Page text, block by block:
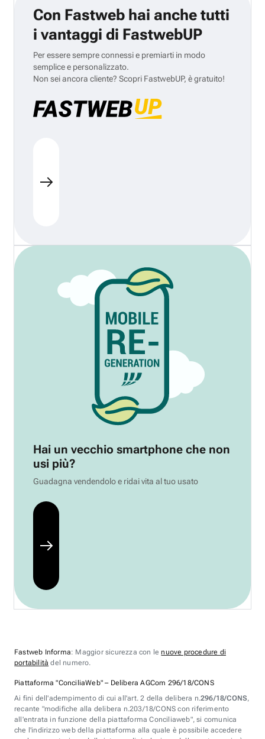
Con Fastweb hai anche tutti
i vantaggi di FastwebUP
Per essere sempre connessi e premiarti in modo
semplice e personalizzato.
Non sei ancora cliente? Scopri FastwebUP, è gratuito!
Hai un vecchio smartphone che non
usi più?
Guadagna vendendolo e ridai vita al tuo usato
Fastweb Informa: Maggior sicurezza con lenuove procedure di
portabilità del numero.
Piattaforma "ConciliaWeb" – Delibera AGCom 296/18/CONS
Ai fini dell'adempimento di cui all'art. 2 della delibera n.296/18/CONS,
recante "modifiche alla delibera n.203/18/CONS con riferimento
all'entrata in funzione della piattaforma Conciliaweb", si comunica
che l'indirizzo web della piattaforma alla quale è possibile accedere